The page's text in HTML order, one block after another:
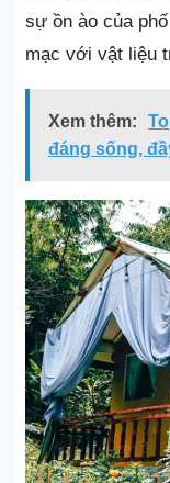
sự ồn ào của
mạc với vật liệu
Xem thêm:
đáng sống,